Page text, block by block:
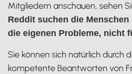
Mitgliedern anschauen, sehen
Reddit suchen die
die eigenen Probleme, nicht
Sie können sich natürlich durch
kompetente Beantworten von